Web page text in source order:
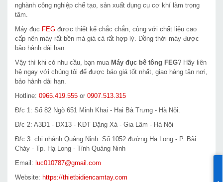
nghành công nghiệp chế tạo, sản xuất dụng cụ cơ khí làm trọng
tâm.
Máy đục FEG được thiết kế chắc chắn, cùng với chất liệu cao
cấp nên máy rất bền mà giá cả rất hợp lý. Đồng thời máy được
bảo hành dài hạn.
Vậy thì khi có nhu cầu, bạn mua Máy đục bê tông FEG? Hãy liên
hệ ngay với chúng tôi để được báo giá tốt nhất, giao hàng tận nơi,
bảo hành dài hạn.
Hotline: 0965.419.555 or 0907.513.315
Đ/c 1: Số 82 Ngõ 651 Minh Khai - Hai Bà Trưng - Hà Nội.
Đ/c 2: A3D1 - DX13 - KĐT Đặng Xá - Gia Lâm - Hà Nội
Đ/c 3: chi nhánh Quảng Ninh: Số 1052 đường Hạ Long - P. Bãi
Cháy - Tp. Hạ Long - Tỉnh Quảng Ninh
Email: luc010787@gmail.com
Website: https://thietbidiencamtay.com